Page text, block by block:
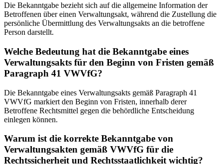
Die Bekanntgabe bezieht sich auf die allgemeine Information der
Betroffenen über einen Verwaltungsakt, während die Zustellung die
persönliche Übermittlung des Verwaltungsakts an die betroffene
Person darstellt.
Welche Bedeutung hat die Bekanntgabe eines
Verwaltungsakts für den Beginn von Fristen gemäß
Paragraph 41 VWVfG?
Die Bekanntgabe eines Verwaltungsakts gemäß Paragraph 41
VWVfG markiert den Beginn von Fristen, innerhalb derer
Betroffene Rechtsmittel gegen die behördliche Entscheidung
einlegen können.
Warum ist die korrekte Bekanntgabe von
Verwaltungsakten gemäß VWVfG für die
Rechtssicherheit und Rechtsstaatlichkeit wichtig?